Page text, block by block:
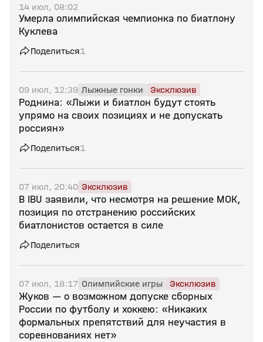
14 июл, 08:02
Умерла олимпийская чемпионка по биатлону
Куклева
Поделиться1
09 июл, 12:39 Лыжные гонки Эксклюзив
Роднина: «Лыжи и биатлон будут стоять
упрямо на своих позициях и не допускать
россиян»
Поделиться1
07 июл, 20:40 Эксклюзив
В IBU заявили, что несмотря на решение МОК,
позиция по отстранению российских
биатлонистов остается в силе
Поделиться
07 июл, 18:17 Олимпийские игры Эксклюзив
Жуков — о возможном допуске сборных
России по футболу и хоккею: «Никаких
формальных препятствий для неучастия в
соревнованиях нет»